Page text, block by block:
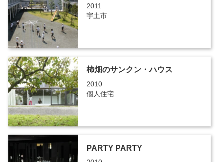
2011
宇土市
柿畑のサンクン・ハウス
2010
個人住宅
PARTY PARTY